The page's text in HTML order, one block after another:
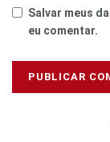
Salvar meus
eu comentar.